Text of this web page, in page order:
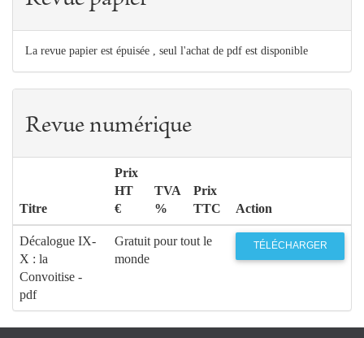
La revue papier est épuisée , seul l'achat de pdf est disponible
Revue numérique
Titre
Prix
HT
€
TVA
%
Prix
TTC
Action
Décalogue IX-
X : la
Convoitise -
pdf
Gratuit pour tout le
monde
TÉLÉCHARGER